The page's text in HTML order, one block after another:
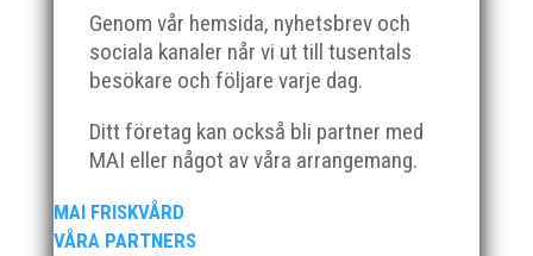
Genom vår hemsida, nyhetsbrev och
sociala kanaler når vi ut till tusentals
besökare och följare varje dag.
Ditt företag kan också bli partner med
MAI eller något av våra arrangemang.
MAI FRISKVÅRD
VÅRA PARTNERS
priset ”Årets pulshöjare”, och bland annat fanns
ordförande Fredrik Wennolf på plats för att ta emot
hyllningarna. –...